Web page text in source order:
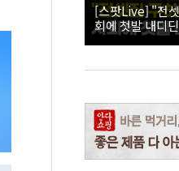
[스팟Live] "전
회에 첫발 내디
시 부동산 대토